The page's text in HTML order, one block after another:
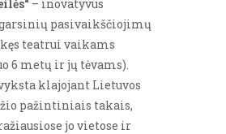
– inovatyvus
pasivaikščiojimų
teatrui vaikams
6 metų ir jų tėvams).
klajojant Lietuvos
pažintiniais takais,
jo vietose ir